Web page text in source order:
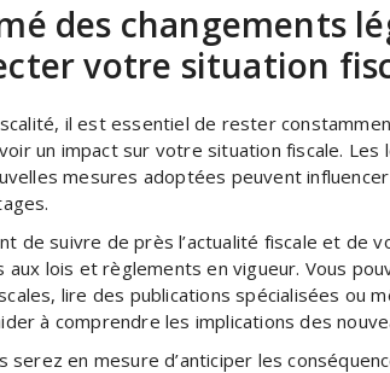
des changements
votre situation
il est essentiel de rester
un impact sur votre situation fiscale. Les
mesures adoptées peuvent
de suivre de près l’actualité fiscale et de
lois et règlements en vigueur. Vous
lire des publications spécialisées ou
à comprendre les implications des
serez en mesure d’anticiper les